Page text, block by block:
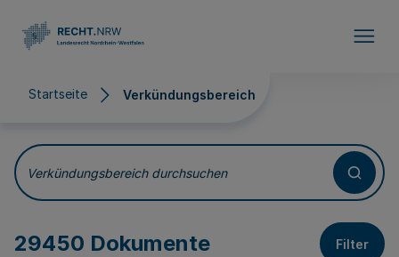
Startseite Verkündungsbereich
Verkündungsbereich
Verkündungsbereich durchsuchen
29450 Dokumente Filter